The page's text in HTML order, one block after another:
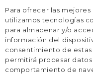
Entradas
Para ofrecer las mejores
utilizamos tecnologías
para almacenar y/o
información del
consentimiento de
permitirá procesar
comportamiento de